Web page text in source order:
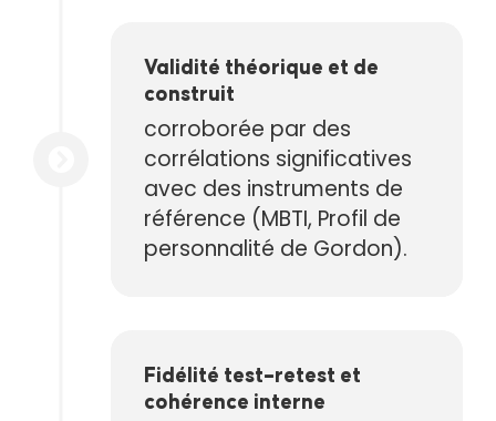
Validité théorique et de
construit
corroborée par des
corrélations significatives
avec des instruments de
référence (MBTI, Profil de
personnalité de Gordon).
Fidélité test–retest et
cohérence interne